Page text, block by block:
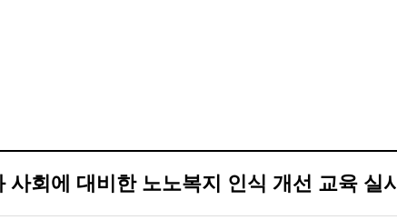
회에 대비한 노노복지 인식 개선 교육 실시